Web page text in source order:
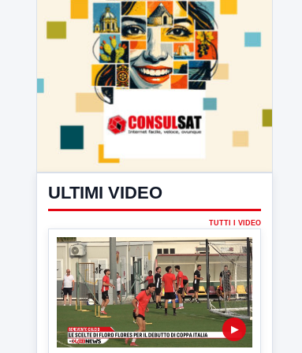
ULTIMI VIDEO
▶
7 AGOSTO 2026 SPORT BENEVENTO
Benevento Calcio: Le scelte di
Floro Flores per il debutto di Coppa